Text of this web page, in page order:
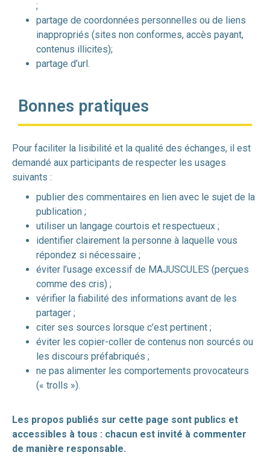
;
partage de coordonnées personnelles ou de liens
inappropriés (sites non conformes, accès payant,
contenus illicites);
partage d’url.
Bonnes pratiques
Pour faciliter la lisibilité et la qualité des échanges, il est
demandé aux participants de respecter les usages
suivants :
publier des commentaires en lien avec le sujet de la
publication ;
utiliser un langage courtois et respectueux ;
identifier clairement la personne à laquelle vous
répondez si nécessaire ;
éviter l’usage excessif de MAJUSCULES (perçues
comme des cris) ;
vérifier la fiabilité des informations avant de les
partager ;
citer ses sources lorsque c’est pertinent ;
éviter les copier-coller de contenus non sourcés ou
les discours préfabriqués ;
ne pas alimenter les comportements provocateurs
(« trolls »).
Les propos publiés sur cette page sont publics et
accessibles à tous : chacun est invité à commenter
de manière responsable.